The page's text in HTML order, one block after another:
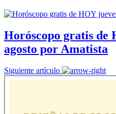
Horóscopo gratis de
agosto por Amatista
Siguiente artículo